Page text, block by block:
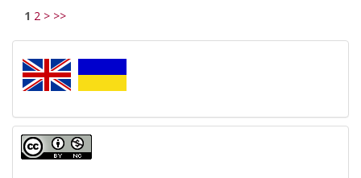
1 2 > >>